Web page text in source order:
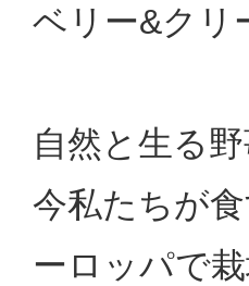
ベリー&クリ
自然と生る
今私たちが
ーロッパで